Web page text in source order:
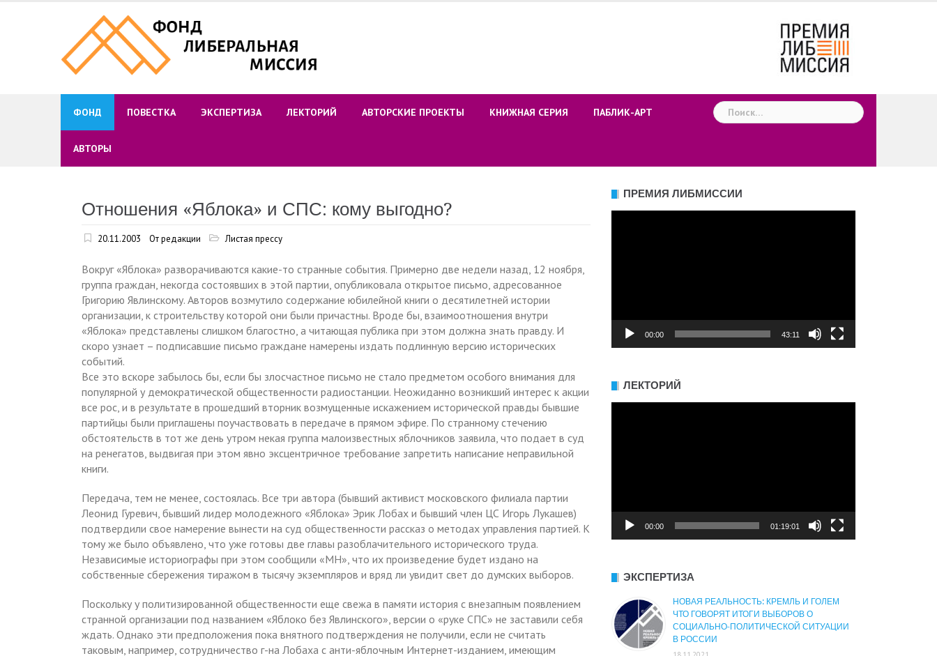
ФОНД ПОВЕСТКА ЭКСПЕРТИЗА ЛЕКТОРИЙ АВТОРСКИЕ ПРОЕКТЫ КНИЖНАЯ СЕРИЯ ПАБЛИК-АРТ
АВТОРЫ
Найти:
Отношения «Яблока» и СПС: кому выгодно?
20.11.2003 От редакции Листая прессу
Вокруг «Яблока» разворачиваются какие-то странные события. Примерно две недели назад, 12 ноября,
группа граждан, некогда состоявших в этой партии, опубликовала открытое письмо, адресованное
Григорию Явлинскому. Авторов возмутило содержание юбилейной книги о десятилетней истории
организации, к строительству которой они были причастны. Вроде бы, взаимоотношения внутри
«Яблока» представлены слишком благостно, а читающая публика при этом должна знать правду. И
скоро узнает – подписавшие письмо граждане намерены издать подлинную версию исторических
событий.
Все это вскоре забылось бы, если бы злосчастное письмо не стало предметом особого внимания для
популярной у демократической общественности радиостанции. Неожиданно возникший интерес к акции
все рос, и в результате в прошедший вторник возмущенные искажением исторической правды бывшие
партийцы были приглашены поучаствовать в передаче в прямом эфире. По странному стечению
обстоятельств в тот же день утром некая группа малоизвестных яблочников заявила, что подает в суд
на ренегатов, выдвигая при этом явно эксцентричное требование запретить написание неправильной
книги.
Передача, тем не менее, состоялась. Все три автора (бывший активист московского филиала партии
Леонид Гуревич, бывший лидер молодежного «Яблока» Эрик Лобах и бывший член ЦС Игорь Лукашев)
подтвердили свое намерение вынести на суд общественности рассказ о методах управления партией. К
тому же было объявлено, что уже готовы две главы разоблачительного исторического труда.
Независимые историографы при этом сообщили «МН», что их произведение будет издано на
собственные сбережения тиражом в тысячу экземпляров и вряд ли увидит свет до думских выборов.
Поскольку у политизированной общественности еще свежа в памяти история с внезапным появлением
странной организации под названием «Яблоко без Явлинского», версии о «руке СПС» не заставили себя
ждать. Однако эти предположения пока внятного подтверждения не получили, если не считать
таковым, например, сотрудничество г-на Лобаха с анти-яблочным Интернет-изданием, имеющим
ПРЕМИЯ ЛИБМИССИИ
00:00 43:11
ЛЕКТОРИЙ
00:00 01:19:01
ЭКСПЕРТИЗА
НОВАЯ РЕАЛЬНОСТЬ: КРЕМЛЬ И ГОЛЕМ
ЧТО ГОВОРЯТ ИТОГИ ВЫБОРОВ О
СОЦИАЛЬНО-ПОЛИТИЧЕСКОЙ СИТУАЦИИ
В РОССИИ